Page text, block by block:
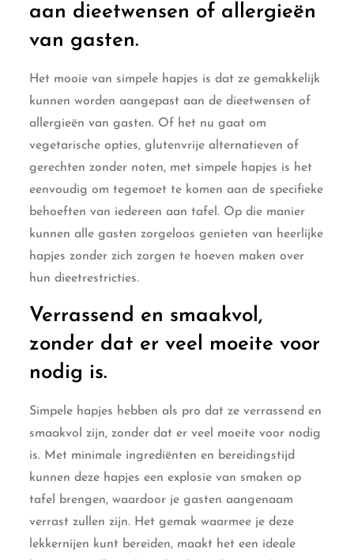
aan dieetwensen of allergieën
van gasten.
Het mooie van simpele hapjes is dat ze gemakkelijk
kunnen worden aangepast aan de dieetwensen of
allergieën van gasten. Of het nu gaat om
vegetarische opties, glutenvrije alternatieven of
gerechten zonder noten, met simpele hapjes is het
eenvoudig om tegemoet te komen aan de specifieke
behoeften van iedereen aan tafel. Op die manier
kunnen alle gasten zorgeloos genieten van heerlijke
hapjes zonder zich zorgen te hoeven maken over
hun dieetrestricties.
Verrassend en smaakvol,
zonder dat er veel moeite voor
nodig is.
Simpele hapjes hebben als pro dat ze verrassend en
smaakvol zijn, zonder dat er veel moeite voor nodig
is. Met minimale ingrediënten en bereidingstijd
kunnen deze hapjes een explosie van smaken op
tafel brengen, waardoor je gasten aangenaam
verrast zullen zijn. Het gemak waarmee je deze
lekkernijen kunt bereiden, maakt het een ideale